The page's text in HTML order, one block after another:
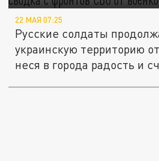
22 МАЯ 07:25
Русские солдаты
украинскую территорию
неся в города радость и